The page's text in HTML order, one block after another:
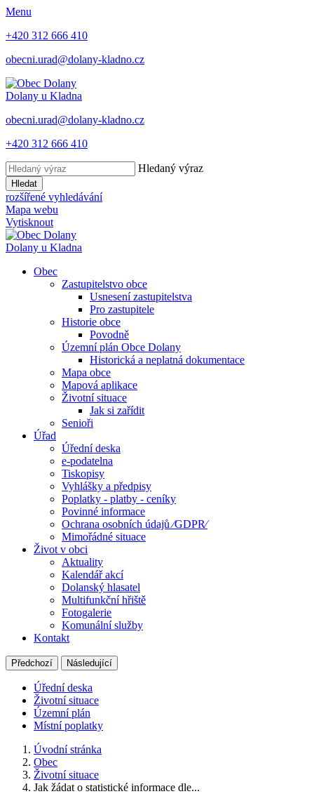
Menu
+420 312 666 410
obecni.urad@dolany-kladno.cz
Dolany u Kladna
obecni.urad@dolany-kladno.cz
+420 312 666 410
Hledaný výraz
Hledat
rozšířené vyhledávání
Mapa webu
Vytisknout
Dolany u Kladna
Obec
Zastupitelstvo obce
Usnesení zastupitelstva
Pro zastupitele
Historie obce
Povodně
Územní plán Obce Dolany
Historická a neplatná dokumentace
Mapa obce
Mapová aplikace
Životní situace
Jak si zařídit
Senioři
Úřad
Úřední deska
e-podatelna
Tiskopisy
Vyhlášky a předpisy
Poplatky - platby - ceníky
Povinné informace
Ochrana osobních údajů ⁄GDPR⁄
Mimořádné situace
Život v obci
Aktuality
Kalendář akcí
Dolanský hlasatel
Multifunkční hřiště
Fotogalerie
Komunální služby
Kontakt
Předchozí Následující
Úřední deska
Životní situace
Územní plán
Místní poplatky
Úvodní stránka
Obec
Životní situace
Jak žádat o statistické informace dle...